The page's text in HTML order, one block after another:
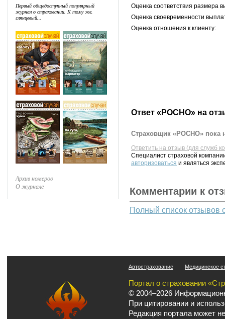
Первый общедоступный популярный
журнал о страховании. К тому же,
глянцевый...
Архив номеров
О журнале
Оценка соответствия размера
Оценка своевременности
Оценка отношения к клиенту:
Ответ «РОСНО» на
Страховщик «РОСНО» пока
Ответить на отзыв (для служб
Специалист страховой
авторизоваться и являться
Комментарии к
Полный список отзывов
Автострахование Медицинское
Портал о страховании
© 2004–2026
При цитировании и
Редакция портала может